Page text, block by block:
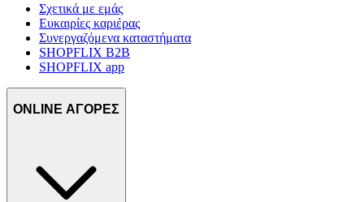
Σχετικά με εμάς
Ευκαιρίες καριέρας
Συνεργαζόμενα καταστήματα
SHOPFLIX B2B
SHOPFLIX app
ONLINE ΑΓΟΡΕΣ